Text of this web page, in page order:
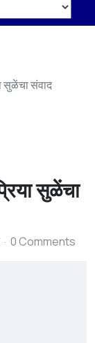
संवाद
सुळेंचा
0 Comments